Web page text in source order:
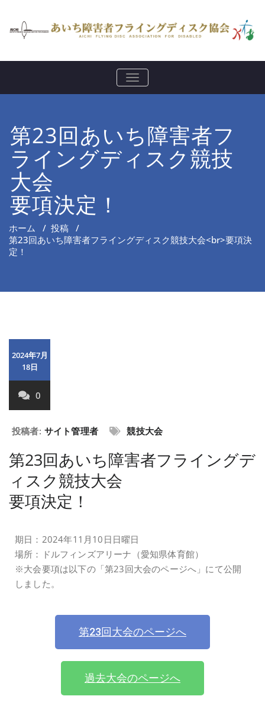
ナ
ビ
ゲ
ョ
ン
を
切
り
第23回あいち障害者フ
ライングディスク競技
大会
要項決定！
ホーム / 投稿 /
第23回あいち障害者フライングディスク競技大会<br>要項決
定！
2024年7月
18日
0
投稿者: サイト管理者 競技大会
第23回あいち障害者フライングデ
ィスク競技大会
要項決定！
期日：2024年11月10日日曜日
場所：ドルフィンズアリーナ（愛知県体育館）
※大会要項は以下の「第23回大会のページへ」にて公開
しました。
第23回大会のページへ
過去大会のページへ